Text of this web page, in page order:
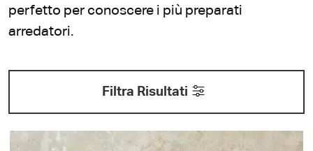
perfetto per conoscere i più preparati
arredatori.
Filtra Risultati